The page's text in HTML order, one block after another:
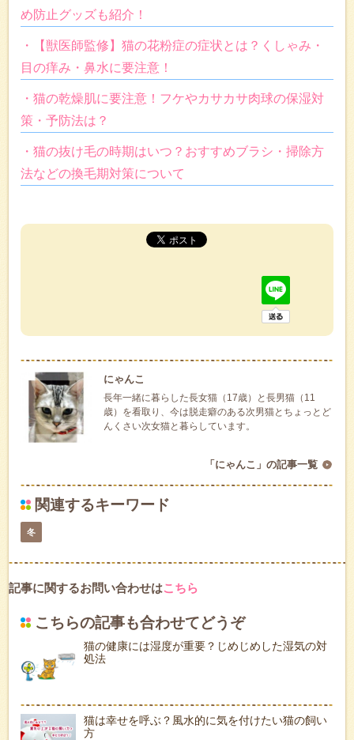
め防止グッズも紹介！
・【獣医師監修】猫の花粉症の症状とは？くしゃみ・
目の痒み・鼻水に要注意！
・猫の乾燥肌に要注意！フケやカサカサ肉球の保湿対
策・予防法は？
・猫の抜け毛の時期はいつ？おすすめブラシ・掃除方
法などの換毛期対策について
にゃんこ
長年一緒に暮らした長女猫（17歳）と長男猫（11
歳）を看取り、今は脱走癖のある次男猫とちょっとど
んくさい次女猫と暮らしています。
「にゃんこ」の記事一覧
関連するキーワード
冬
記事に関するお問い合わせはこちら
こちらの記事も合わせてどうぞ
猫の健康には湿度が重要？じめじめした湿気の対
処法
猫は幸せを呼ぶ？風水的に気を付けたい猫の飼い
方